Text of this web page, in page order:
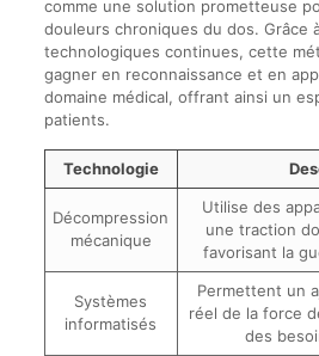
comme une solution prometteuse
douleurs chroniques du dos. Grâce
technologiques continues, cette
gagner en reconnaissance et en
domaine médical, offrant ainsi un
patients.
Technologie
Décompression
mécanique
Utilise des
une traction
favorisant la
Systèmes
informatisés
Permettent un
réel de la force
des